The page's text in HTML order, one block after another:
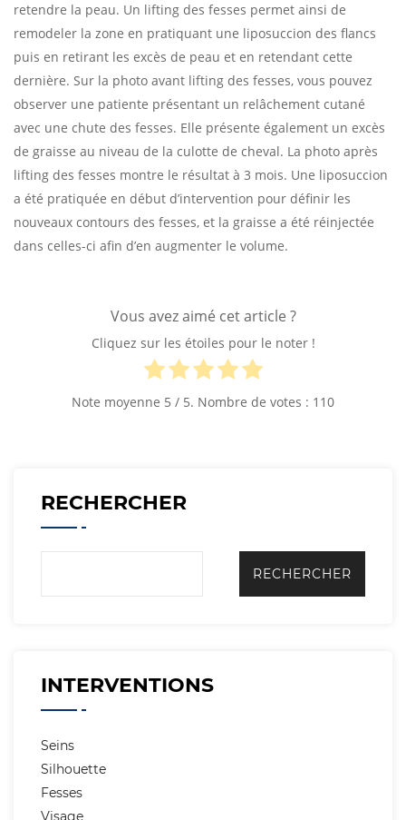
retendre la peau. Un lifting des fesses permet ainsi de
remodeler la zone en pratiquant une liposuccion des flancs
puis en retirant les excès de peau et en retendant cette
dernière. Sur la photo avant lifting des fesses, vous pouvez
observer une patiente présentant un relâchement cutané
avec une chute des fesses. Elle présente également un excès
de graisse au niveau de la culotte de cheval. La photo après
lifting des fesses montre le résultat à 3 mois. Une liposuccion
a été pratiquée en début d’intervention pour définir les
nouveaux contours des fesses, et la graisse a été réinjectée
dans celles-ci afin d’en augmenter le volume.
Vous avez aimé cet article ?
Cliquez sur les étoiles pour le noter !
Note moyenne 5 / 5. Nombre de votes : 110
RECHERCHER
INTERVENTIONS
Seins
Silhouette
Fesses
Visage